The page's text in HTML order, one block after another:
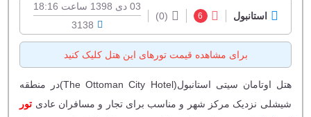
استانبول 6
(0)
03 دی 1398 ساعت 18:16
3138
برای مشاهده قیمت تورهای این هتل کلیک کنید
هتل اوتامان سیتی استانبول(The Ottoman City Hotel)در منطقه
شیشلی نزدیک مرکز شهر و مناسب برای تجار و مسافران عادی تور